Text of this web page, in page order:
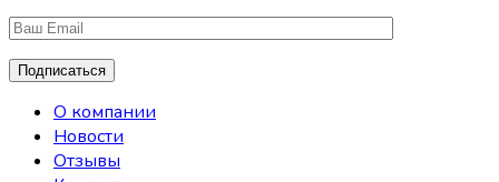
О компании
Новости
Отзывы